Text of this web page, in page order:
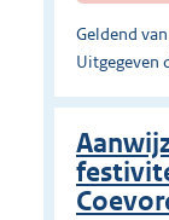
Geldend
Uitgegeven